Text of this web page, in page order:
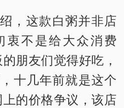
，这款白粥并非店
衷不是给大众消费
朋友们觉得好吃，
十几年前就是这个
的价格争议，该店